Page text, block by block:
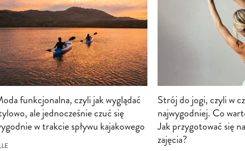
funkcjonalna, czyli jak wyglądać
ale jednocześnie czuć się
w trakcie spływu kajakowego
Strój do jogi, czyli w
najwygodniej. Co
Jak przygotować się
zajęcia?